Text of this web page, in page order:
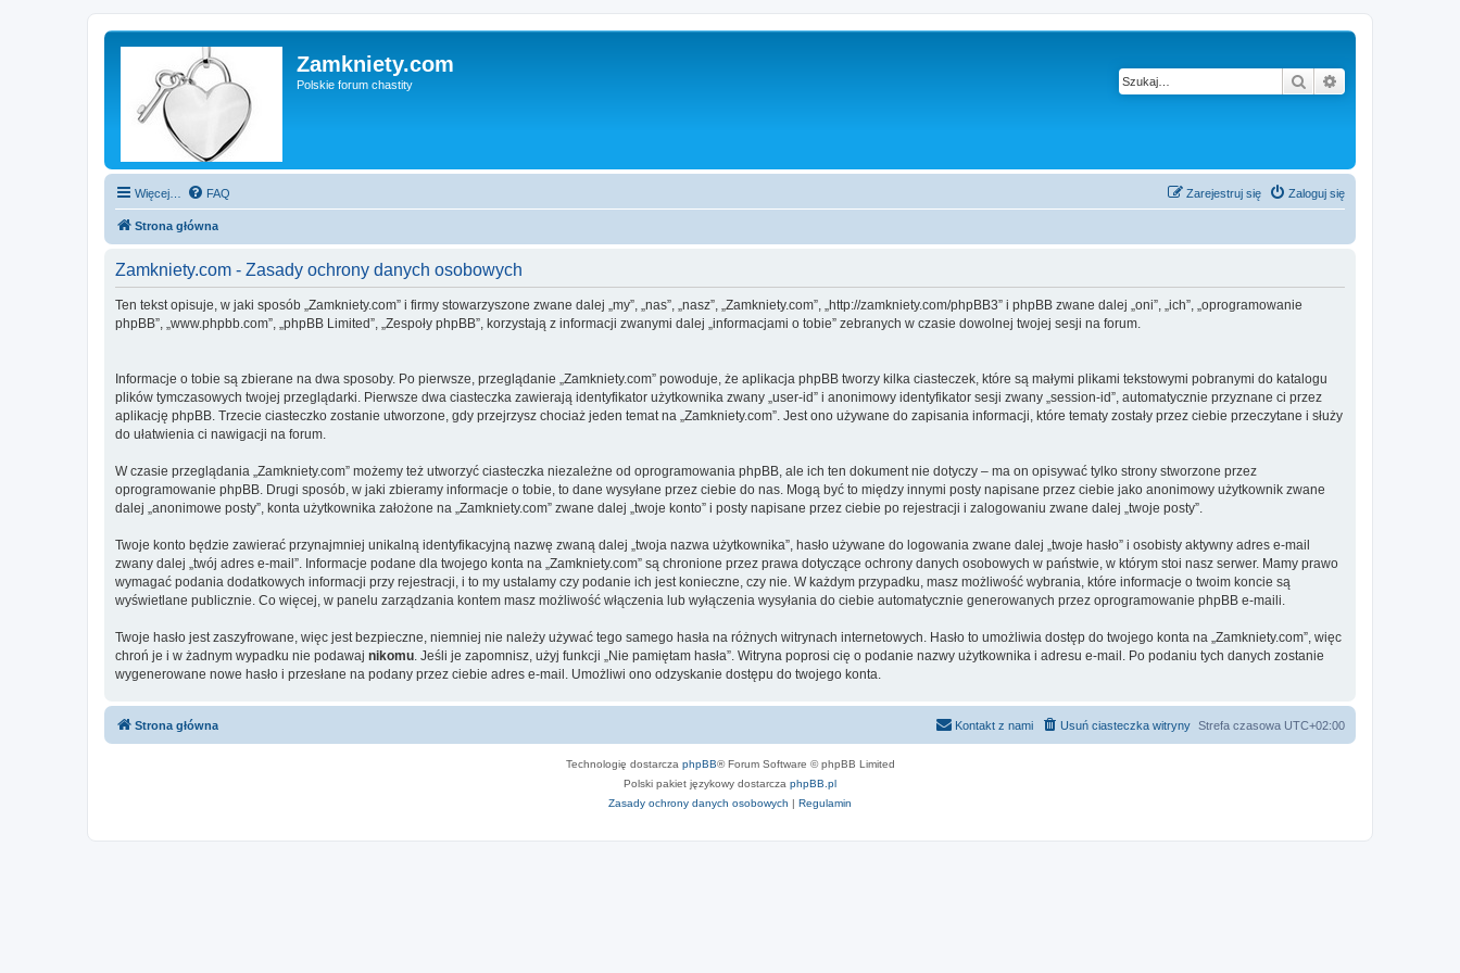
Zamkniety.com
Polskie forum chastity Szukaj
Więcej… FAQ Zaloguj się
Zarejestruj się
Strona główna
Zamkniety.com - Zasady ochrony danych osobowych
Ten tekst opisuje, w jaki sposób „Zamkniety.com” i firmy stowarzyszone zwane dalej „my”, „nas”, „nasz”, „Zamkniety.com”, „http://zamkniety.com/phpBB3” i phpBB zwane dalej „oni”, „ich”, „oprogramowanie
phpBB”, „www.phpbb.com”, „phpBB Limited”, „Zespoły phpBB”, korzystają z informacji zwanymi dalej „informacjami o tobie” zebranych w czasie dowolnej twojej sesji na forum.
Informacje o tobie są zbierane na dwa sposoby. Po pierwsze, przeglądanie „Zamkniety.com” powoduje, że aplikacja phpBB tworzy kilka ciasteczek, które są małymi plikami tekstowymi pobranymi do katalogu
plików tymczasowych twojej przeglądarki. Pierwsze dwa ciasteczka zawierają identyfikator użytkownika zwany „user-id” i anonimowy identyfikator sesji zwany „session-id”, automatycznie przyznane ci przez
aplikację phpBB. Trzecie ciasteczko zostanie utworzone, gdy przejrzysz chociaż jeden temat na „Zamkniety.com”. Jest ono używane do zapisania informacji, które tematy zostały przez ciebie przeczytane i służy
do ułatwienia ci nawigacji na forum.
W czasie przeglądania „Zamkniety.com” możemy też utworzyć ciasteczka niezależne od oprogramowania phpBB, ale ich ten dokument nie dotyczy – ma on opisywać tylko strony stworzone przez
oprogramowanie phpBB. Drugi sposób, w jaki zbieramy informacje o tobie, to dane wysyłane przez ciebie do nas. Mogą być to między innymi posty napisane przez ciebie jako anonimowy użytkownik zwane
dalej „anonimowe posty”, konta użytkownika założone na „Zamkniety.com” zwane dalej „twoje konto” i posty napisane przez ciebie po rejestracji i zalogowaniu zwane dalej „twoje posty”.
Twoje konto będzie zawierać przynajmniej unikalną identyfikacyjną nazwę zwaną dalej „twoja nazwa użytkownika”, hasło używane do logowania zwane dalej „twoje hasło” i osobisty aktywny adres e-mail
zwany dalej „twój adres e-mail”. Informacje podane dla twojego konta na „Zamkniety.com” są chronione przez prawa dotyczące ochrony danych osobowych w państwie, w którym stoi nasz serwer. Mamy prawo
wymagać podania dodatkowych informacji przy rejestracji, i to my ustalamy czy podanie ich jest konieczne, czy nie. W każdym przypadku, masz możliwość wybrania, które informacje o twoim koncie są
wyświetlane publicznie. Co więcej, w panelu zarządzania kontem masz możliwość włączenia lub wyłączenia wysyłania do ciebie automatycznie generowanych przez oprogramowanie phpBB e-maili.
Twoje hasło jest zaszyfrowane, więc jest bezpieczne, niemniej nie należy używać tego samego hasła na różnych witrynach internetowych. Hasło to umożliwia dostęp do twojego konta na „Zamkniety.com”, więc
chroń je i w żadnym wypadku nie podawaj nikomu. Jeśli je zapomnisz, użyj funkcji „Nie pamiętam hasła”. Witryna poprosi cię o podanie nazwy użytkownika i adresu e-mail. Po podaniu tych danych zostanie
wygenerowane nowe hasło i przesłane na podany przez ciebie adres e-mail. Umożliwi ono odzyskanie dostępu do twojego konta.
Strona główna Strefa czasowa UTC+02:00
Usuń ciasteczka witryny
Kontakt z nami
Technologię dostarcza phpBB® Forum Software © phpBB Limited
Polski pakiet językowy dostarcza phpBB.pl
Zasady ochrony danych osobowych | Regulamin